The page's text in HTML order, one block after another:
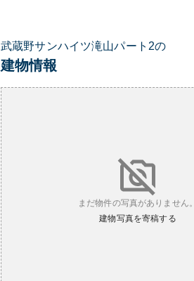
武蔵野サンハイツ滝山パート2の
建物情報
まだ物件の写真がありません。
建物写真を寄稿する